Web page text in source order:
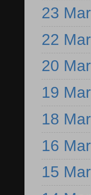
23 Mar
22 Mar
20 Mar
19 Mar
18 Mar
16 Mar
15 Mar